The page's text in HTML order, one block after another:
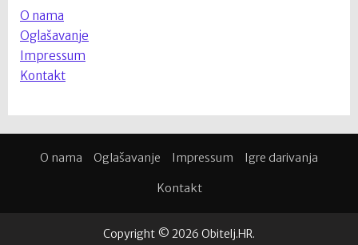
O nama
Oglašavanje
Impressum
Kontakt
O nama Oglašavanje Impressum Igre darivanja
Kontakt
Copyright © 2026 Obitelj.HR.